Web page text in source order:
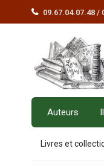
09.67.04.07.48 /
Auteurs
Livres et